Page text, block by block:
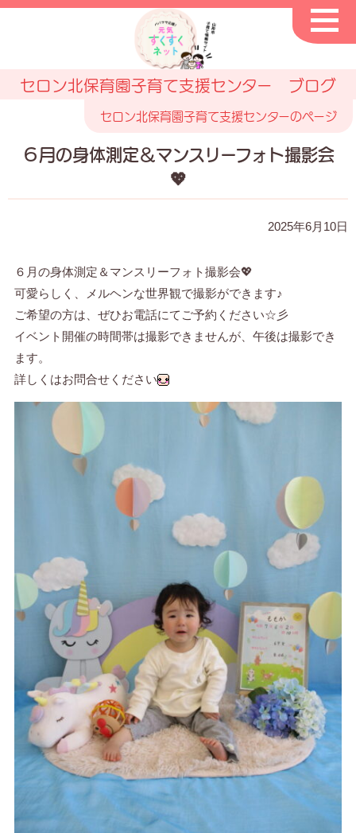
セロン北保育園子育て支援センター ブログ
セロン北保育園子育て支援センターのページ
６月の身体測定＆マンスリーフォト撮影会
💖
2025年6月10日
６月の身体測定＆マンスリーフォト撮影会💖
可愛らしく、メルヘンな世界観で撮影ができます♪
ご希望の方は、ぜひお電話にてご予約ください☆彡
イベント開催の時間帯は撮影できませんが、午後は撮影でき
ます。
詳しくはお問合せください